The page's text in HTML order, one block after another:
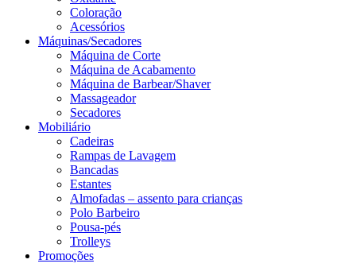
Coloração
Acessórios
Máquinas/Secadores
Máquina de Corte
Máquina de Acabamento
Máquina de Barbear/Shaver
Massageador
Secadores
Mobiliário
Cadeiras
Rampas de Lavagem
Bancadas
Estantes
Almofadas – assento para crianças
Polo Barbeiro
Pousa-pés
Trolleys
Promoções